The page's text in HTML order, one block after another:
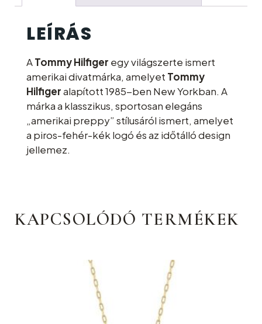
LEÍRÁS
ATommy Hilfiger egy világszerte ismert
amerikai divatmárka, amelyet Tommy
Hilfigeralapított 1985-ben New Yorkban. A
márka a klasszikus, sportosan elegáns
„amerikai preppy” stílusáról ismert, amelyet
a piros-fehér-kék logó és az időtálló design
jellemez.
KAPCSOLÓDÓ TERMÉKEK